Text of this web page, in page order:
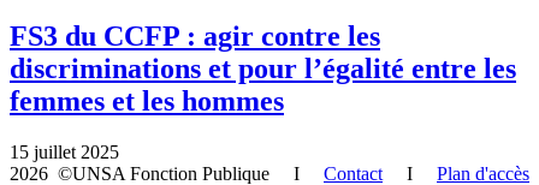
FS3 du CCFP : agir contre les
discriminations et pour l’égalité entre les
femmes et les hommes
15 juillet 2025
2026 ©UNSA Fonction Publique I Contact I Plan d'accès